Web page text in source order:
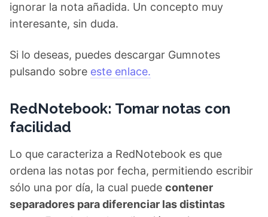
ignorar la nota añadida. Un concepto muy
interesante, sin duda.
Si lo deseas, puedes descargar Gumnotes
pulsando sobre este enlace.
RedNotebook: Tomar notas con
facilidad
Lo que caracteriza a RedNotebook es que
ordena las notas por fecha, permitiendo escribir
sólo una por día, la cual puede contener
separadores para diferenciar las distintas